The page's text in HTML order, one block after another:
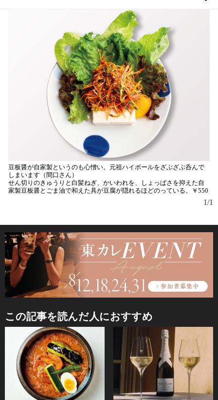
豆板醤が自家製というのも心憎い。元祖ハイボールをざぶざぶ呑んで
しまいます（間口さん）
せん切りのきゅうりと白髪ねぎ、かいわれを、しょっぱさを抑えた自
家製豆板醤とごま油で和えた具が豆腐が隠れるほどのっている。￥550
1/1
この記事を読んだ人におすすめ